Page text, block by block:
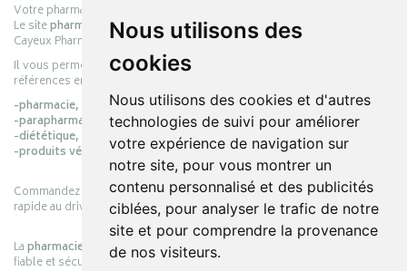
Nous utilisons des
cookies
Nous utilisons des cookies et d'autres
technologies de suivi pour améliorer
votre expérience de navigation sur
notre site, pour vous montrer un
contenu personnalisé et des publicités
ciblées, pour analyser le trafic de notre
site et pour comprendre la provenance
de nos visiteurs.
Votre pharmacie en ligne :
Le sitepharmacie-cayeux.frest le prolongement digital de la pharmacie
Cayeux Pharmabest Berck-sur-Mer – Rang-du-Fliers.
Il vous permet de réaliser vos achats en ligne parmi des milliers de
références en :
-pharmacie,
-parapharmacie,
-diététique,
-produits vétérinaires.
Commandez simplement vos produits en ligne et choisissez le retrait
rapide au drive ou la livraison à domicile, en toute simplicité.
Lapharmacie Cayeuxs’engage à vous offrir une expérience pratique,
fiable et sécurisée, en officine comme en ligne, au service de votre